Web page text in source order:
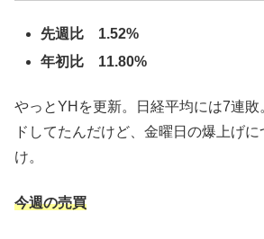
先週比 1.52%
年初比 11.80%
やっとYHを更新。日経平均には7連
ドしてたんだけど、金曜日の爆上げ
け。
今週の売買